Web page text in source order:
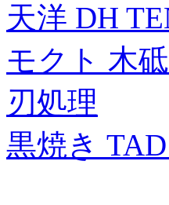
天洋 DH
モクト 木
刃処理
黒焼き